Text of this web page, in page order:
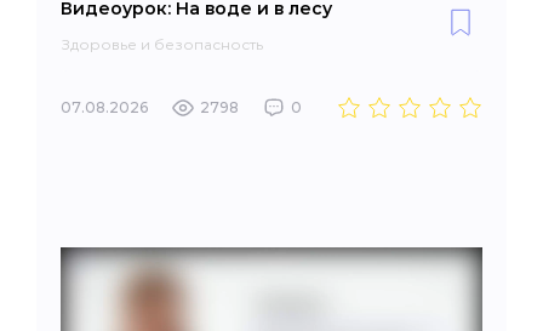
Видеоурок: На воде и в лесу
Здоровье и безопасность
07.08.2026 2798 0